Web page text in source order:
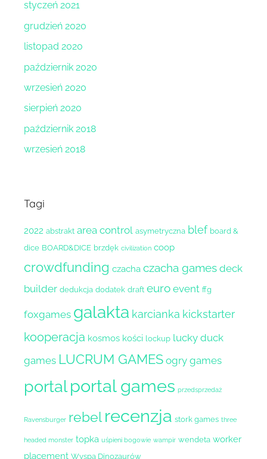
styczeń 2021
grudzień 2020
listopad 2020
październik 2020
wrzesień 2020
sierpień 2020
październik 2018
wrzesień 2018
Tagi
2022 abstrakt area control asymetryczna blef board &
dice BOARD&DICE brzdęk civilization coop
crowdfunding czacha czacha games deck
builder dedukcja dodatek draft euro event ffg
foxgames galakta karcianka kickstarter
kooperacja kosmos kości lockup lucky duck
games LUCRUM GAMES ogry games
portalportal games przedsprzedaż
Ravensburger rebel recenzja stork games three
headed monster topka uśpieni bogowie wampir wendeta worker
placement Wyspa Dinozaurów